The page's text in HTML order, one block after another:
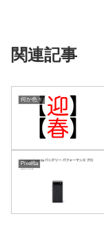
関連記事
何か色々
Pixel6a